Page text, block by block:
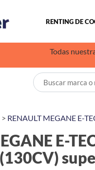
RENTING DE
Todas
> RENAULT MEGANE E-
E-